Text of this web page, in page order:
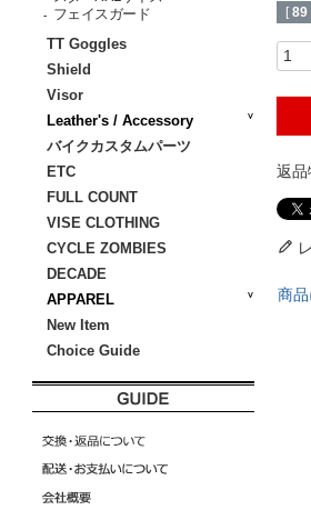
- フェイスガード
TT Goggles
Shield
Visor
Leather's / Accessory
バイクカスタムパーツ
ETC
FULL COUNT
VISE CLOTHING
CYCLE ZOMBIES
DECADE
APPAREL
New Item
Choice Guide
[ 89
返品
商